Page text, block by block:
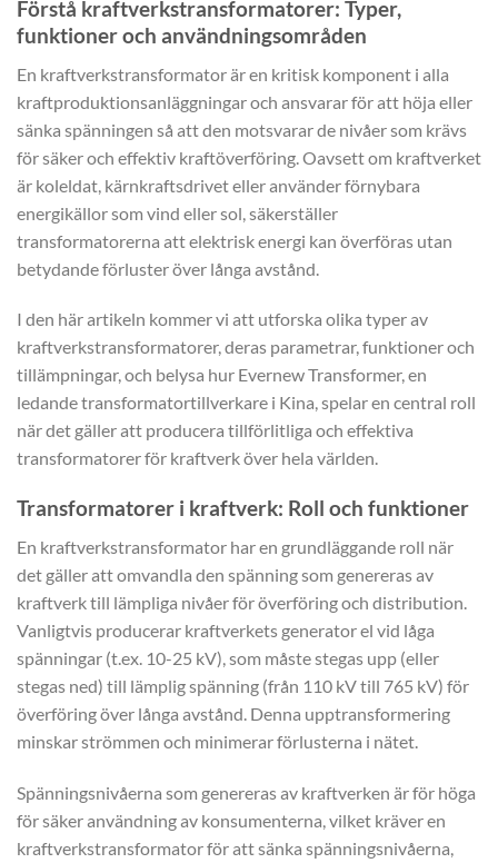
Förstå kraftverkstransformatorer: Typer,
funktioner och användningsområden
En kraftverkstransformator är en kritisk komponent i alla
kraftproduktionsanläggningar och ansvarar för att höja eller
sänka spänningen så att den motsvarar de nivåer som krävs
för säker och effektiv kraftöverföring. Oavsett om kraftverket
är koleldat, kärnkraftsdrivet eller använder förnybara
energikällor som vind eller sol, säkerställer
transformatorerna att elektrisk energi kan överföras utan
betydande förluster över långa avstånd.
I den här artikeln kommer vi att utforska olika typer av
kraftverkstransformatorer, deras parametrar, funktioner och
tillämpningar, och belysa hur Evernew Transformer, en
ledande transformatortillverkare i Kina, spelar en central roll
när det gäller att producera tillförlitliga och effektiva
transformatorer för kraftverk över hela världen.
Transformatorer i kraftverk: Roll och funktioner
En kraftverkstransformator har en grundläggande roll när
det gäller att omvandla den spänning som genereras av
kraftverk till lämpliga nivåer för överföring och distribution.
Vanligtvis producerar kraftverkets generator el vid låga
spänningar (t.ex. 10-25 kV), som måste stegas upp (eller
stegas ned) till lämplig spänning (från 110 kV till 765 kV) för
överföring över långa avstånd. Denna upptransformering
minskar strömmen och minimerar förlusterna i nätet.
Spänningsnivåerna som genereras av kraftverken är för höga
för säker användning av konsumenterna, vilket kräver en
kraftverkstransformator för att sänka spänningsnivåerna,